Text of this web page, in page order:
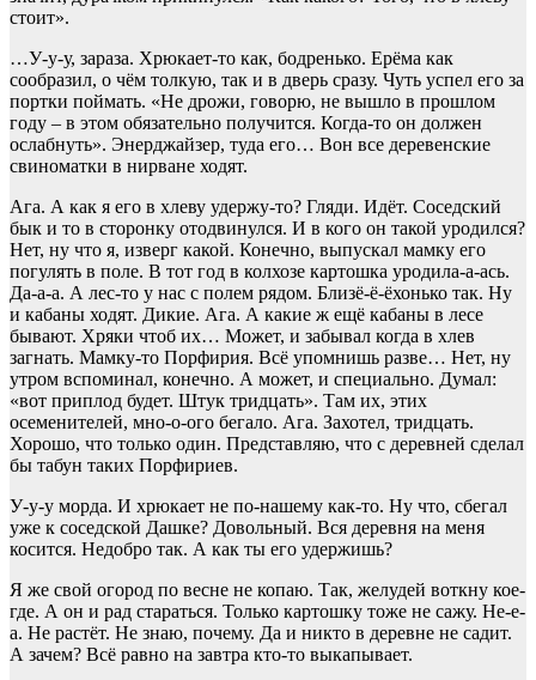
стоит».
…У-у-у, зараза. Хрюкает-то как, бодренько. Ерёма как
сообразил, о чём толкую, так и в дверь сразу. Чуть успел его за
портки поймать. «Не дрожи, говорю, не вышло в прошлом
году – в этом обязательно получится. Когда-то он должен
ослабнуть». Энерджайзер, туда его… Вон все деревенские
свиноматки в нирване ходят.
Ага. А как я его в хлеву удержу-то? Гляди. Идёт. Соседский
бык и то в сторонку отодвинулся. И в кого он такой уродился?
Нет, ну что я, изверг какой. Конечно, выпускал мамку его
погулять в поле. В тот год в колхозе картошка уродила-а-ась.
Да-а-а. А лес-то у нас с полем рядом. Близё-ё-ёхонько так. Ну
и кабаны ходят. Дикие. Ага. А какие ж ещё кабаны в лесе
бывают. Хряки чтоб их… Может, и забывал когда в хлев
загнать. Мамку-то Порфирия. Всё упомнишь разве… Нет, ну
утром вспоминал, конечно. А может, и специально. Думал:
«вот приплод будет. Штук тридцать». Там их, этих
осеменителей, мно-о-ого бегало. Ага. Захотел, тридцать.
Хорошо, что только один. Представляю, что с деревней сделал
бы табун таких Порфириев.
У-у-у морда. И хрюкает не по-нашему как-то. Ну что, сбегал
уже к соседской Дашке? Довольный. Вся деревня на меня
косится. Недобро так. А как ты его удержишь?
Я же свой огород по весне не копаю. Так, желудей воткну кое-
где. А он и рад стараться. Только картошку тоже не сажу. Не-е-
а. Не растёт. Не знаю, почему. Да и никто в деревне не садит.
А зачем? Всё равно на завтра кто-то выкапывает.